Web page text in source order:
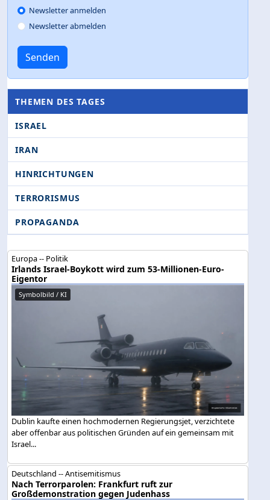
Newsletter anmelden
Newsletter abmelden
Senden
THEMEN DES TAGES
ISRAEL
IRAN
HINRICHTUNGEN
TERRORISMUS
PROPAGANDA
Europa -- Politik
Irlands Israel-Boykott wird zum 53-Millionen-Euro-
Eigentor
Symbolbild / KI
Dublin kaufte einen hochmodernen Regierungsjet, verzichtete
aber offenbar aus politischen Gründen auf ein gemeinsam mit
Israel...
Deutschland -- Antisemitismus
Nach Terrorparolen: Frankfurt ruft zur
Großdemonstration gegen Judenhass